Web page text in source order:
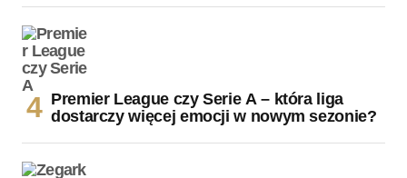
Premier League czy Serie A – która liga
dostarczy więcej emocji w nowym sezonie?